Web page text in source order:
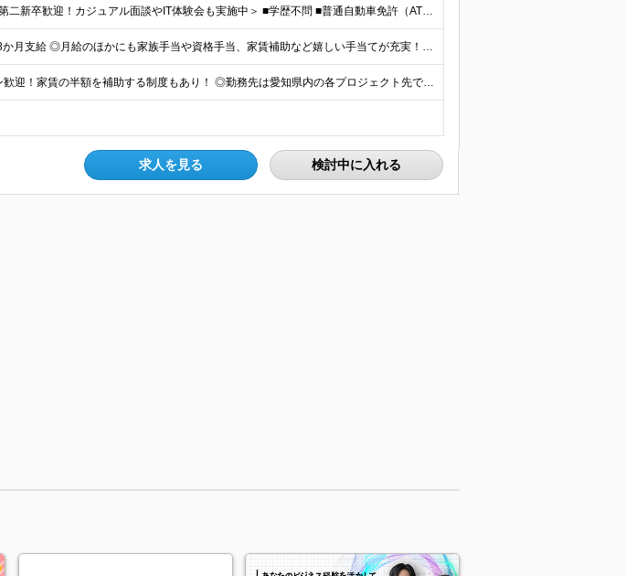
＜未経験・第二新卒歓迎！カジュアル面談やIT体験会も実施中＞ ■学歴不問 ■普通自動車免許（AT限定可）をお持ちの方 ≪こんな方にピッタリ≫ □ 画面の中のバグ探しだけでなく、物理的に動く「実機
◎賞与年2.8か月支給 ◎月給のほかにも家族手当や資格手当、家賃補助など嬉しい手当てが充実！ 月給：24万円～35万円＋交通費＋賞与年2回 ※経験・能力・年齢などを考慮の上、当社規定により決定しま
◎U･Iターン歓迎！家賃の半額を補助する制度もあり！ ◎勤務先は愛知県内の各プロジェクト先です。 通勤のしやすさを考慮して決定します。 ★ちなみに… 名古屋市の平均家賃は約5.5万円〜6.5万円(
求人を見る 検討中に入れる